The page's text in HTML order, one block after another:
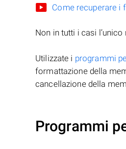
Come recuperare i
Non in tutti i casi
Utilizzate i programmi
formattazione della
cancellazione della
Programmi